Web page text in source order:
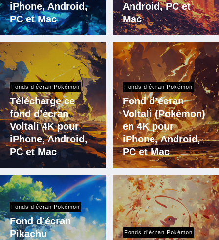
iPhone, Android,
PC et Mac
Android, PC et
Mac
Fonds d’écran Pokémon
Télécharge ce
fond d’écran
Voltali 4K pour
iPhone, Android,
PC et Mac
Fonds d’écran Pokémon
Fond d’écran
Voltali (Pokémon)
en 4K pour
iPhone, Android,
PC et Mac
Fonds d’écran Pokémon
Fond d’écran
Pikachu
Fonds d’écran Pokémon